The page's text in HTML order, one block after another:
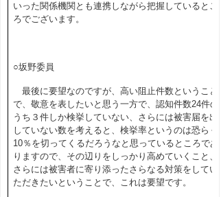
いった関係機関とも連携しながら把握しているとこ
ろでございます。
○坂野委員
最後に要望なのですが、高い阻止件数ということ
で、敬意を表したいと思う一方で、認知件数24件の
うち３件しか検挙していない、さらには被害届を出
していない数を考えると、検挙率というのは恐らく
10％を切ってくるだろうなと思っているところであ
りますので、その辺りをしっかり高めていくこと、
さらには被害者に寄り添ったさらなる対策をしてい
ただきたいということで、これは要望です。